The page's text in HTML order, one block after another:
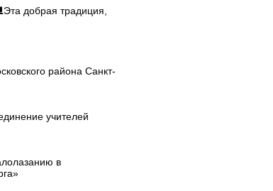
Эта добрая традиция,
района Санкт-
учителей
в